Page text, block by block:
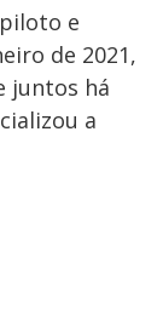
e
de 2021,
juntos há
a